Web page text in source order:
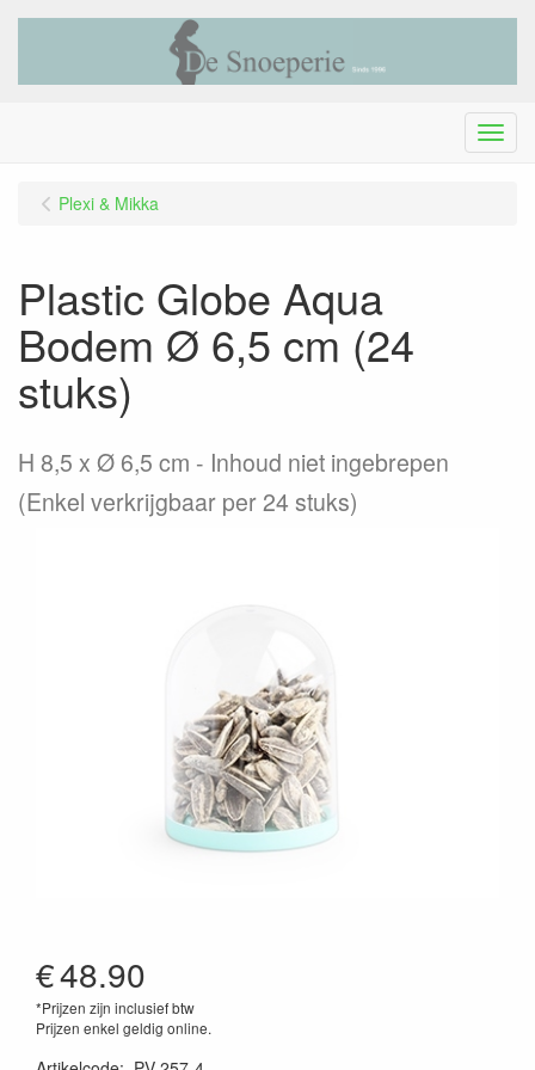
Menu
Plexi & Mikka
Plastic Globe Aqua
Bodem Ø 6,5 cm (24
stuks)
H 8,5 x Ø 6,5 cm - Inhoud niet ingebrepen
(Enkel verkrijgbaar per 24 stuks)
€48.90
*Prijzen zijn inclusief btw
Prijzen enkel geldig online.